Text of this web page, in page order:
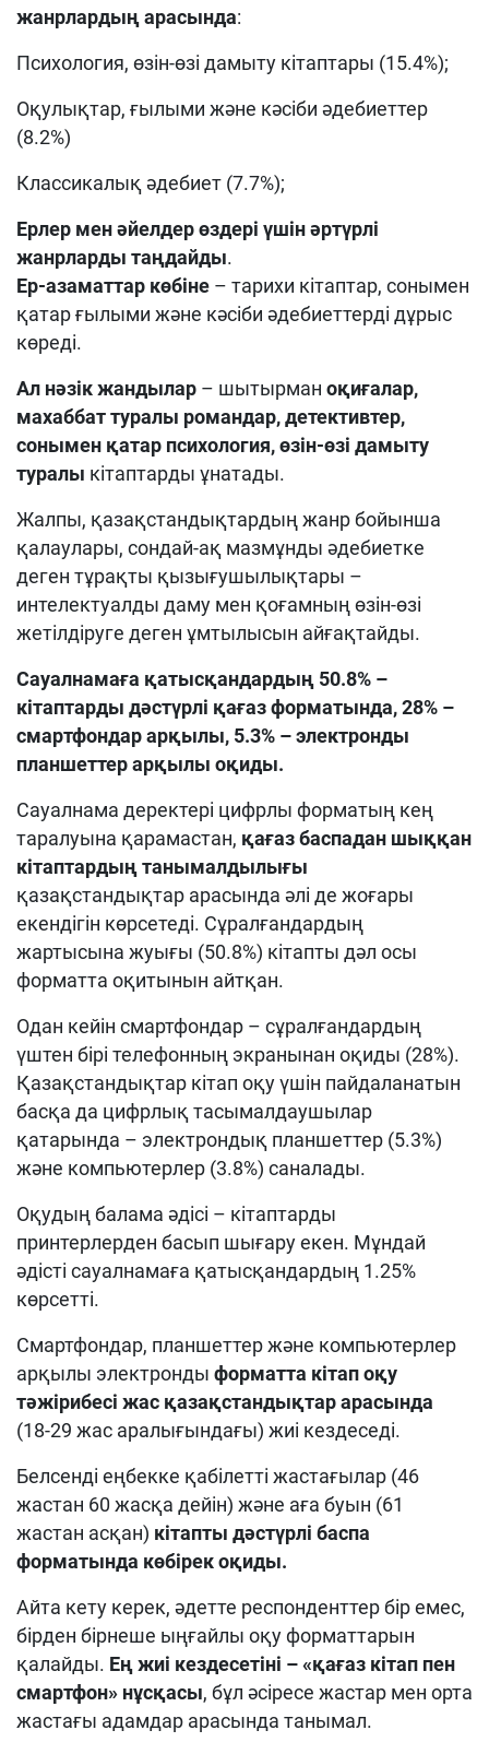
жанрлардың арасында:
Психология, өзін-өзі дамыту кітаптары (15.4%);
Оқулықтар, ғылыми және кәсіби әдебиеттер
(8.2%)
Классикалық әдебиет (7.7%);
Ерлер мен әйелдер өздері үшін әртүрлі
жанрларды таңдайды.
Ер-азаматтар көбіне – тарихи кітаптар, сонымен
қатар ғылыми және кәсіби әдебиеттерді дұрыс
көреді.
Ал нәзік жандылар – шытырман оқиғалар,
махаббат туралы романдар, детективтер,
сонымен қатар психология, өзін-өзі дамыту
туралы кітаптарды ұнатады.
Жалпы, қазақстандықтардың жанр бойынша
қалаулары, сондай-ақ мазмұнды әдебиетке
деген тұрақты қызығушылықтары –
интелектуалды даму мен қоғамның өзін-өзі
жетілдіруге деген ұмтылысын айғақтайды.
Сауалнамаға қатысқандардың 50.8% –
кітаптарды дәстүрлі қағаз форматында, 28% –
смартфондар арқылы, 5.3% – электронды
планшеттер арқылы оқиды.
Сауалнама деректері цифрлы форматың кең
таралуына қарамастан, қағаз баспадан шыққан
кітаптардың танымалдылығы
қазақстандықтар арасында әлі де жоғары
екендігін көрсетеді. Сұралғандардың
жартысына жуығы (50.8%) кітапты дәл осы
форматта оқитынын айтқан.
Одан кейін смартфондар – сұралғандардың
үштен бірі телефонның экранынан оқиды (28%).
Қазақстандықтар кітап оқу үшін пайдаланатын
басқа да цифрлық тасымалдаушылар
қатарында – электрондық планшеттер (5.3%)
және компьютерлер (3.8%) саналады.
Оқудың балама әдісі – кітаптарды
принтерлерден басып шығару екен. Мұндай
әдісті сауалнамаға қатысқандардың 1.25%
көрсетті.
Смартфондар, планшеттер және компьютерлер
арқылы электронды форматта кітап оқу
тәжірибесі жас қазақстандықтар арасында
(18-29 жас аралығындағы) жиі кездеседі.
Белсенді еңбекке қабілетті жастағылар (46
жастан 60 жасқа дейін) және аға буын (61
жастан асқан) кітапты дәстүрлі баспа
форматында көбірек оқиды.
Айта кету керек, әдетте респонденттер бір емес,
бірден бірнеше ыңғайлы оқу форматтарын
қалайды. Ең жиі кездесетіні – «қағаз кітап пен
смартфон» нұсқасы, бұл әсіресе жастар мен орта
жастағы адамдар арасында танымал.